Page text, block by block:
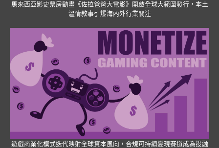
馬來西亞影史票房動畫《佐拉爸爸大電影》開啟全球大範圍發行，本土
溫情敘事引爆海內外行業關注
遊戲商業化模式迭代映射全球資本風向，合規可持續變現賽道成為投融